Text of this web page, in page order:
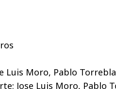
Luis Moro, Pablo
Jose Luis Moro, Pablo